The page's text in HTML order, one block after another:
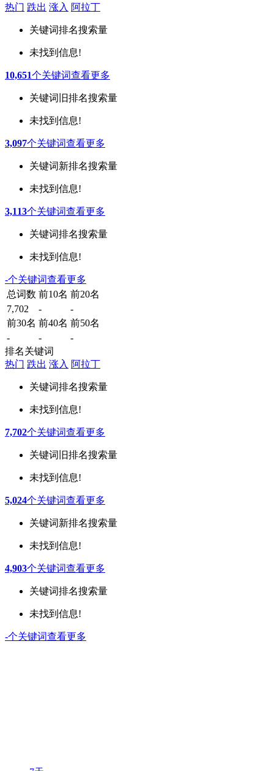
热门 跌出 涨入 阿拉丁
关键词排名搜索量
未找到信息!
10,651个关键词查看更多
关键词 旧排名搜索量
未找到信息!
3,097个关键词查看更多
关键词新排名搜索量
未找到信息!
3,113个关键词查看更多
关键词排名搜索量
未找到信息!
-个关键词查看更多
总词数 前10名 前20名
7,702
-
-
前30名 前40名 前50名
-
-
-
排名关键词
热门 跌出 涨入 阿拉丁
关键词排名搜索量
未找到信息!
7,702个关键词查看更多
关键词 旧排名搜索量
未找到信息!
5,024个关键词查看更多
关键词新排名搜索量
未找到信息!
4,903个关键词查看更多
关键词排名搜索量
未找到信息!
-个关键词查看更多